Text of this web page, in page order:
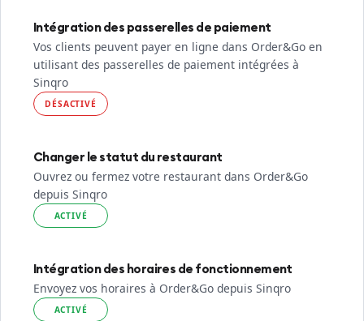
Intégration des passerelles de paiement
Vos clients peuvent payer en ligne dans Order&Go en
utilisant des passerelles de paiement intégrées à
Sinqro
DÉSACTIVÉ
Changer le statut du restaurant
Ouvrez ou fermez votre restaurant dans Order&Go
depuis Sinqro
ACTIVÉ
Intégration des horaires de fonctionnement
Envoyez vos horaires à Order&Go depuis Sinqro
ACTIVÉ